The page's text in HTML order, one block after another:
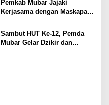
Pemkab Mubar Jajaki
Kerjasama dengan Maskapai
Sambut HUT Ke-12, Pemda
Mubar Gelar Dzikir dan